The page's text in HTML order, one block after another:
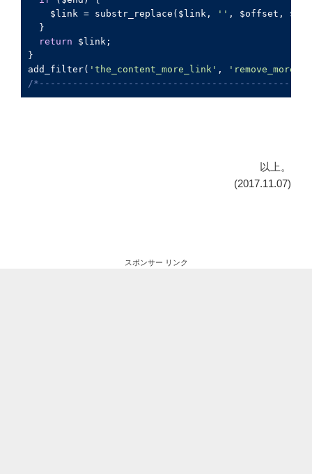
    $link = substr_replace($link,
'' , $offset,
  }
return $link;
}
add_filter( 'the_content_more_link' ,
/
以上。
(2017.11.07)
スポンサー リンク